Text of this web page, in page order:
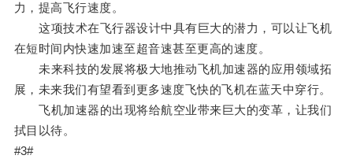
力，提高飞行速度。
这项技术在飞行器设计中具有巨大的潜力，可以让飞机
在短时间内快速加速至超音速甚至更高的速度。
未来科技的发展将极大地推动飞机加速器的应用领域拓
展，未来我们有望看到更多速度飞快的飞机在蓝天中穿行。
飞机加速器的出现将给航空业带来巨大的变革，让我们
拭目以待。
#3#